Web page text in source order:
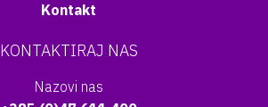
Kontakt
KONTAKTIRAJ NAS
Nazovi nas